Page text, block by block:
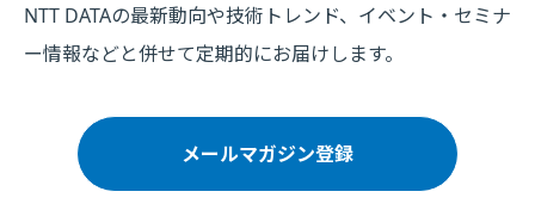
NTT DATAの最新動向や技術トレンド、イベント・セミナ
ー情報などと併せて定期的にお届けします。
メールマガジン登録